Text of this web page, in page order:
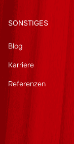
SONSTIGES
Blog
Karriere
Referenzen